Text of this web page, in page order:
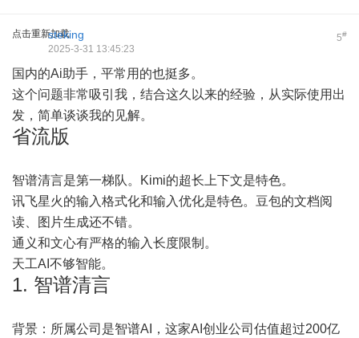
点击重新加载 5#
steking
2025-3-31 13:45:23
国内的Ai助手，平常用的也挺多。
这个问题非常吸引我，结合这久以来的经验，从实际使用出
发，简单谈谈我的见解。
省流版
智谱清言是第一梯队。Kimi的超长上下文是特色。
讯飞星火的输入格式化和输入优化是特色。豆包的文档阅
读、图片生成还不错。
通义和文心有严格的输入长度限制。
天工AI不够智能。
1. 智谱清言
背景：所属公司是智谱AI，这家AI创业公司估值超过200亿